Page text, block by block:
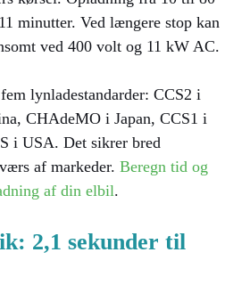
minutter. Ved længere stop kan
ved 400 volt og 11 kW AC.
lynladestandarder: CCS2 i
CHAdeMO i Japan, CCS1 i
i USA. Det sikrer bred
af markeder. Beregn tid og
af din elbil.
2,1 sekunder til